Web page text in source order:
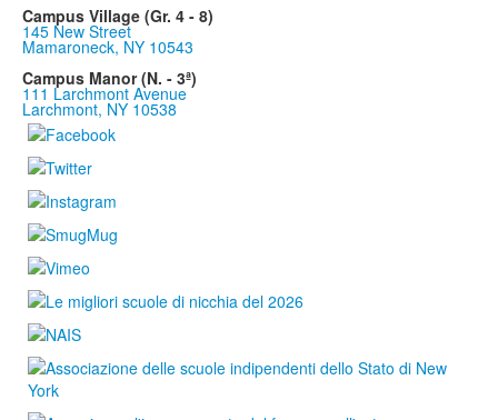
Campus Village (Gr. 4 - 8)
145 New Street
Mamaroneck, NY 10543
Campus Manor (N. - 3ª)
111 Larchmont Avenue
Larchmont, NY 10538